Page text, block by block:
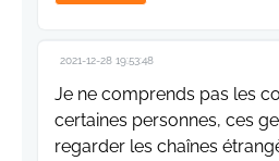
2021-12-28 19:53:48
Je ne comprends pas les
certaines personnes, ces
regarder les chaînes